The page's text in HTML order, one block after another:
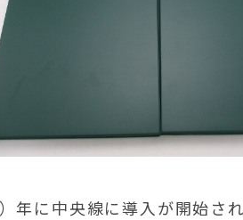
年に中央線に導入が開始さ